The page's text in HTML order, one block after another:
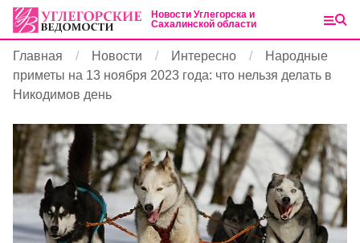
Новости Углегорска и
Сахалинской области
Главная Новости Интересно
Народные
приметы на 13 ноября 2023 года: что нельзя делать в
Никодимов день